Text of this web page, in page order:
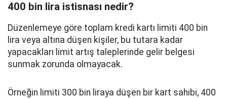
400 bin lira istisnası nedir?
Düzenlemeye göre toplam kredi kartı limiti 400 bin
lira veya altına düşen kişiler, bu tutara kadar
yapacakları limit artış taleplerinde gelir belgesi
sunmak zorunda olmayacak.
Örneğin limiti 300 bin liraya düşen bir kart sahibi, 400